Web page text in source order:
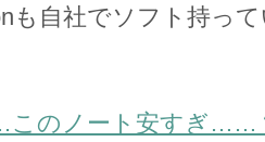
も自社でソフト持っ
このノート安すぎ……